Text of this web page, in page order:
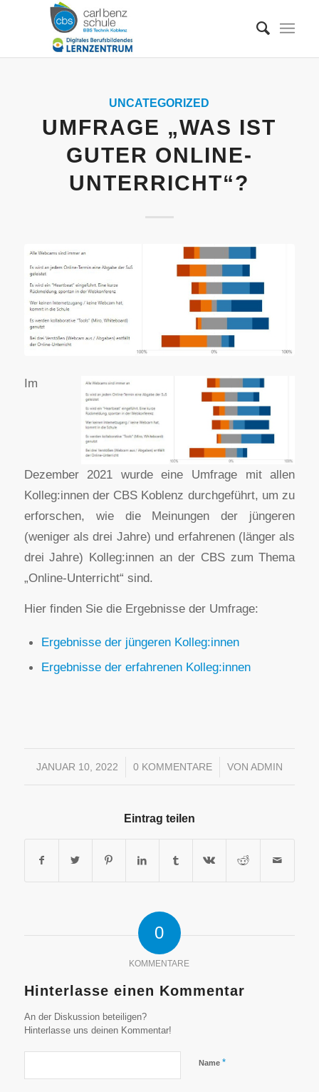
UNCATEGORIZED
UMFRAGE „WAS IST
GUTER ONLINE-
UNTERRICHT“?
Im
Dezember 2021 wurde eine Umfrage mit allen
Kolleg:innen der CBS Koblenz durchgeführt, um zu
erforschen, wie die Meinungen der jüngeren
(weniger als drei Jahre) und erfahrenen (länger als
drei Jahre) Kolleg:innen an der CBS zum Thema
„Online-Unterricht“ sind.
Hier finden Sie die Ergebnisse der Umfrage:
Ergebnisse der jüngeren Kolleg:innen
Ergebnisse der erfahrenen Kolleg:innen
JANUAR 10, 2022
/ 0 KOMMENTARE
/ VON ADMIN
Eintrag teilen
0
KOMMENTARE
Hinterlasse einen Kommentar
An der Diskussion beteiligen?
Hinterlasse uns deinen Kommentar!
Name *